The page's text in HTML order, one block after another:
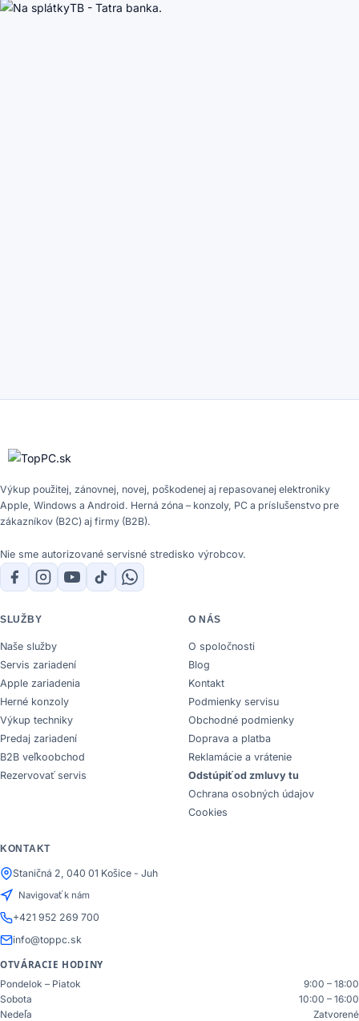
Výkup použitej, zánovnej, novej, poškodenej aj repasovanej elektroniky
Apple, Windows a Android. Herná zóna – konzoly, PC a príslušenstvo pre
zákazníkov (B2C) aj firmy (B2B).
Nie sme autorizované servisné stredisko výrobcov.
SLUŽBY
Naše služby
Servis zariadení
Apple zariadenia
Herné konzoly
Výkup techniky
Predaj zariadení
B2B veľkoobchod
Rezervovať servis
O NÁS
O spoločnosti
Blog
Kontakt
Podmienky servisu
Obchodné podmienky
Doprava a platba
Reklamácie a vrátenie
Odstúpiť od zmluvy tu
Ochrana osobných údajov
Cookies
KONTAKT
Staničná 2, 040 01 Košice - Juh
Navigovať k nám
+421 952 269 700
info@toppc.sk
OTVÁRACIE HODINY
Pondelok – Piatok
9:00 – 18:00
Sobota
10:00 – 16:00
Nedeľa
Zatvorené